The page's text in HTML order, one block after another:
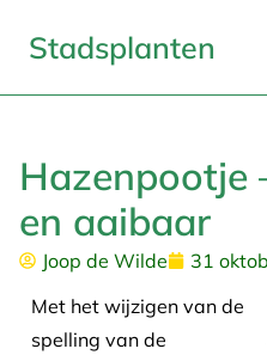
Stadsplanten
Hazenpootje
en aaibaar
Joop de Wilde
31
Met het wijzigen van de
spelling van de